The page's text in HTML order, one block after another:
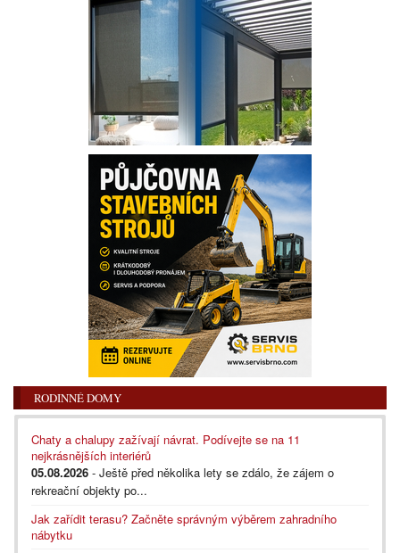
RODINNÉ DOMY
Chaty a chalupy zažívají návrat. Podívejte se na 11
nejkrásnějších interiérů
05.08.2026 - Ještě před několika lety se zdálo, že zájem o
rekreační objekty po...
Jak zařídit terasu? Začněte správným výběrem zahradního
nábytku